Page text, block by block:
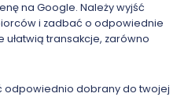
na Google. Należy wyjść
i zadbać o odpowiednie
ułatwią transakcje, zarówno
odpowiednio dobrany do twojej